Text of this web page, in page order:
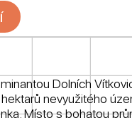
Dolních
nevyužitého
Místo s bohatou